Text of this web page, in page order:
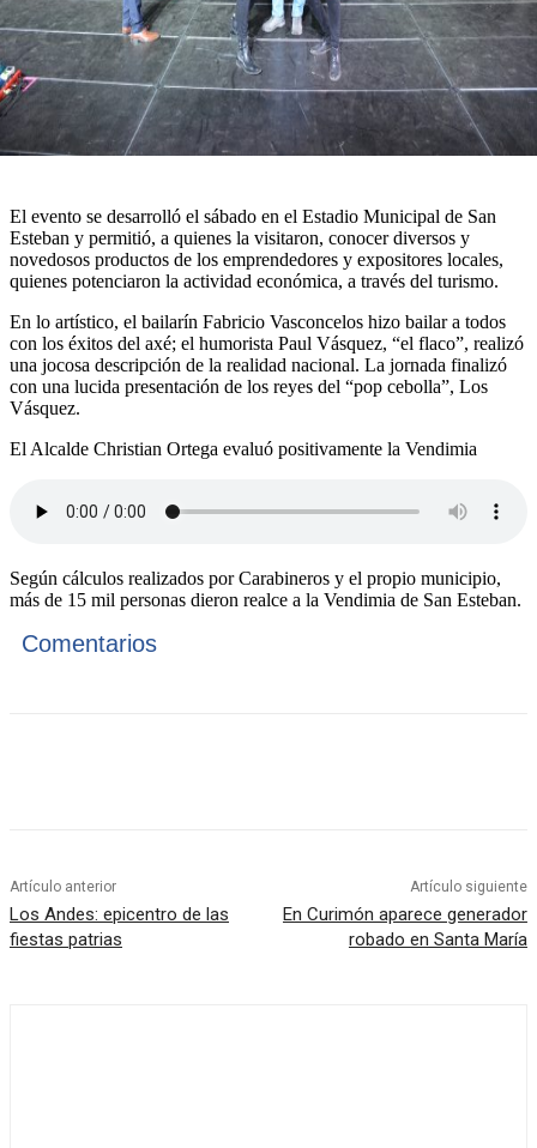
El evento se desarrolló el sábado en el Estadio Municipal de San
Esteban y permitió, a quienes la visitaron, conocer diversos y
novedosos productos de los emprendedores y expositores locales,
quienes potenciaron la actividad económica, a través del turismo.
En lo artístico, el bailarín Fabricio Vasconcelos hizo bailar a todos
con los éxitos del axé; el humorista Paul Vásquez, “el flaco”, realizó
una jocosa descripción de la realidad nacional. La jornada finalizó
con una lucida presentación de los reyes del “pop cebolla”, Los
Vásquez.
El Alcalde Christian Ortega evaluó positivamente la Vendimia
Según cálculos realizados por Carabineros y el propio municipio,
más de 15 mil personas dieron realce a la Vendimia de San Esteban.
Comentarios
Artículo anterior
Los Andes: epicentro de las
fiestas patrias
Artículo siguiente
En Curimón aparece generador
robado en Santa María